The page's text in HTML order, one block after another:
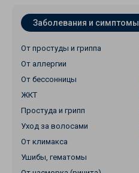
Заболевания и симптомы
От простуды и гриппа
От аллергии
От бессонницы
ЖКТ
Простуда и грипп
Уход за волосами
От климакса
Ушибы, гематомы